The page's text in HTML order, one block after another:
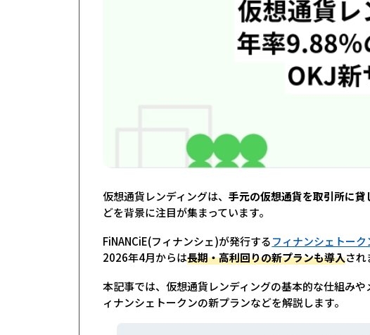
仮想通貨レンディングは、手元の仮想通貨を取引所に
どを背景に注目が集まっています。
FiNANCiE(フィナンシェ)が発行するフィナンシェトーク
2026年4月からは長期・高利回りの新プランも導入され
本記事では、仮想通貨レンディングの基本的な仕組み
ィナンシェトークンの新プランなどを解説します。